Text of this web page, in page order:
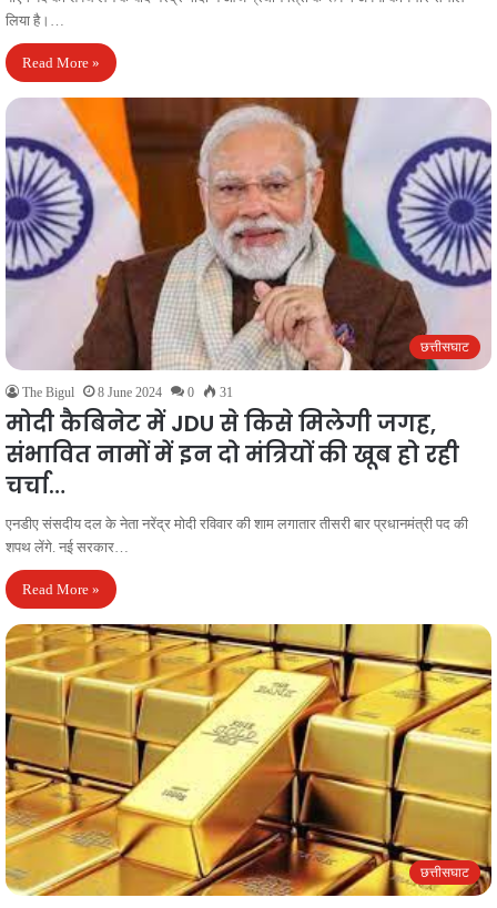
लिया है।…
Read More »
छत्तीसघाट
The Bigul 8 June 2024 0 31
मोदी कैबिनेट में JDU से किसे मिलेगी जगह,
संभावित नामों में इन दो मंत्रियों की खूब हो रही
चर्चा…
एनडीए संसदीय दल के नेता नरेंद्र मोदी रविवार की शाम लगातार तीसरी बार प्रधानमंत्री पद की
शपथ लेंगे. नई सरकार…
Read More »
छत्तीसघाट